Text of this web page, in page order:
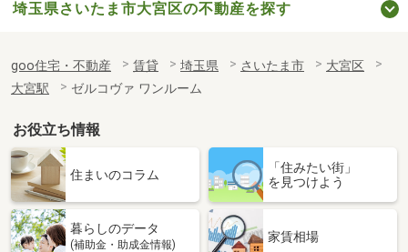
埼玉県さいたま市大宮区の不動産を探す
goo住宅・不動産 賃貸 埼玉県 さいたま市
大宮区
大宮駅
ゼルコヴァ ワンルーム
お役立ち情報
住まいのコラム
「住みたい街」
を見つけよう
暮らしのデータ
(補助金・助成金情報)
家賃相場